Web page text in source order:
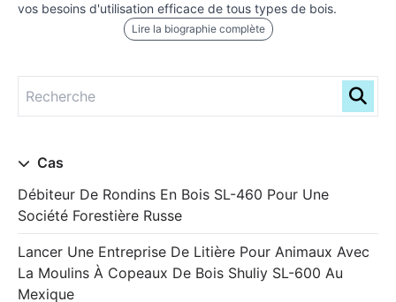
vos besoins d'utilisation efficace de tous types de bois.
Lire la biographie complète
Cas
Débiteur De Rondins En Bois SL-460 Pour Une
Société Forestière Russe
Lancer Une Entreprise De Litière Pour Animaux Avec
La Moulins À Copeaux De Bois Shuliy SL-600 Au
Mexique